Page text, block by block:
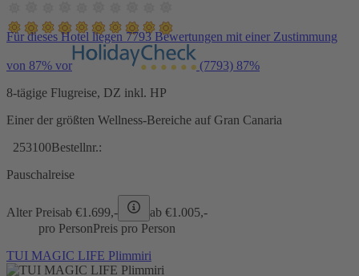
Für dieses Hotel liegen 7793 Bewertungen mit einer Zustimmung
von 87% vor (7793) 87%
8-tägige Flugreise, DZ inkl. HP
Einer der größten Wellness-Bereiche auf Gran Canaria
253100Bestellnr.:
Pauschalreise
Alter Preisab €1.699,- ab €1.005,-
pro PersonPreis pro Person
TUI MAGIC LIFE Plimmiri